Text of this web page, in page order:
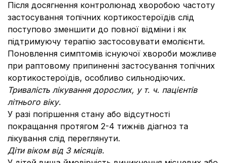
Після досягнення контролюнад хворобою частоту
застосування топічних кортикостероїдів слід
поступово зменшити до повної відміни і як
підтримуючу терапію застосовувати емолієнти.
Поновлення симптомів існуючої хвороби можливе
при раптовому припиненні застосування топічних
кортикостероїдів, особливо сильнодіючих.
Тривалість лікування дорослих, у т. ч. пацієнтів
літнього віку.
У разі погіршення стану або відсутності
покращання протягом 2-4 тижнів діагноз та
лікування слід переглянути.
Діти віком від 3 місяців.